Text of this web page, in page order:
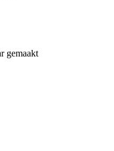
gemaakt